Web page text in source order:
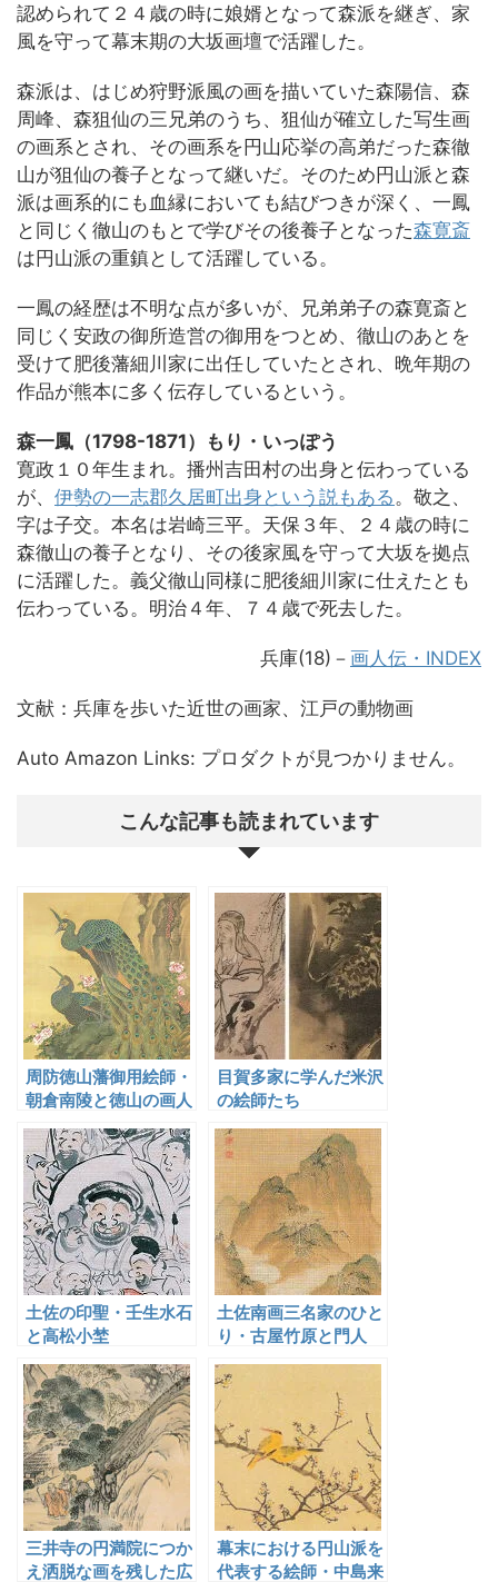
認められて２４歳の時に娘婿となって森派を継ぎ、家
風を守って幕末期の大坂画壇で活躍した。
森派は、はじめ狩野派風の画を描いていた森陽信、森
周峰、森狙仙の三兄弟のうち、狙仙が確立した写生画
の画系とされ、その画系を円山応挙の高弟だった森徹
山が狙仙の養子となって継いだ。そのため円山派と森
派は画系的にも血縁においても結びつきが深く、一鳳
と同じく徹山のもとで学びその後養子となった森寛斎
は円山派の重鎮として活躍している。
一鳳の経歴は不明な点が多いが、兄弟弟子の森寛斎と
同じく安政の御所造営の御用をつとめ、徹山のあとを
受けて肥後藩細川家に出任していたとされ、晩年期の
作品が熊本に多く伝存しているという。
森一鳳（1798-1871）もり・いっぽう
寛政１０年生まれ。播州吉田村の出身と伝わっている
が、 伊勢の一志郡久居町出身という説もある 。敬之、
字は子交。本名は岩崎三平。天保３年、２４歳の時に
森徹山の養子となり、その後家風を守って大坂を拠点
に活躍した。義父徹山同様に肥後細川家に仕えたとも
伝わっている。明治４年、７４歳で死去した。
兵庫(18)－ 画人伝・INDEX
文献：兵庫を歩いた近世の画家、江戸の動物画
Auto Amazon Links: プロダクトが見つかりません。
こんな記事も読まれています
周防徳山藩御用絵師・
朝倉南陵と徳山の画人
目賀多家に学んだ米沢
の絵師たち
土佐の印聖・壬生水石
と高松小埜
土佐南画三名家のひと
り・古屋竹原と門人
三井寺の円満院につか
え洒脱な画を残した広
幕末における円山派を
代表する絵師・中島来